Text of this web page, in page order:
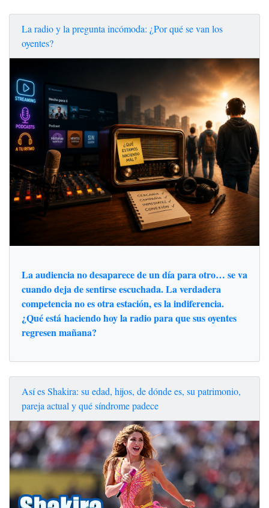
La radio y la pregunta incómoda: ¿Por qué se van los
oyentes?
La audiencia no desaparece de un día para otro… se va
cuando deja de sentirse escuchada. La verdadera
competencia no es otra estación, es la indiferencia.
¿Qué está haciendo hoy la radio para que sus oyentes
regresen mañana?
Así es Shakira: su edad, hijos, de dónde es, su patrimonio,
pareja actual y qué síndrome padece